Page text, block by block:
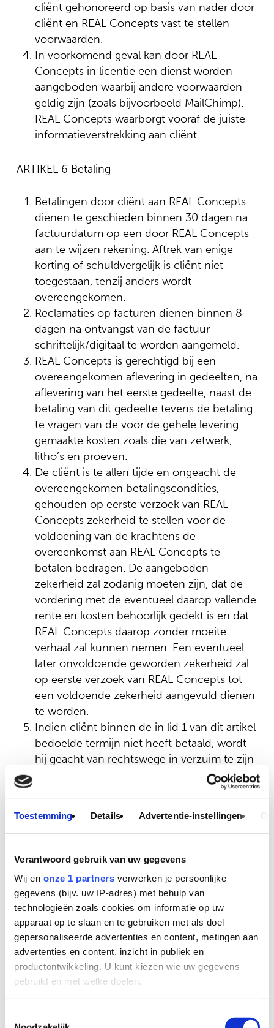
Toestemming Details Advertentie-instellingen
Verantwoord gebruik van uw gegevens
Wij en onze 1 partners verwerken je persoonlijke
gegevens (bijv. uw IP-adres) met behulp van
technologieën zoals cookies om informatie op uw
apparaat op te slaan en te gebruiken met als doel
gepersonaliseerde advertenties en content, metingen aan
advertenties en content, inzicht in publiek en
productontwikkeling. U kunt kiezen wie uw gegevens
gebruikt en met welke doelen.
cliënt gehonoreerd op basis van nader door
cliënt en REAL Concepts vast te stellen
voorwaarden.
In voorkomend geval kan door REAL
Concepts in licentie een dienst worden
aangeboden waarbij andere voorwaarden
geldig zijn (zoals bijvoorbeeld MailChimp).
REAL Concepts waarborgt vooraf de juiste
informatieverstrekking aan cliënt.
ARTIKEL 6 Betaling
Betalingen door cliënt aan REAL Concepts
dienen te geschieden binnen 30 dagen na
factuurdatum op een door REAL Concepts
aan te wijzen rekening. Aftrek van enige
korting of schuldvergelijk is cliënt niet
toegestaan, tenzij anders wordt
overeengekomen.
Reclamaties op facturen dienen binnen 8
dagen na ontvangst van de factuur
schriftelijk/digitaal te worden aangemeld.
REAL Concepts is gerechtigd bij een
overeengekomen aflevering in gedeelten, na
aflevering van het eerste gedeelte, naast de
betaling van dit gedeelte tevens de betaling
te vragen van de voor de gehele levering
gemaakte kosten zoals die van zetwerk,
litho’s en proeven.
De cliënt is te allen tijde en ongeacht de
overeengekomen betalingscondities,
gehouden op eerste verzoek van REAL
Concepts zekerheid te stellen voor de
voldoening van de krachtens de
overeenkomst aan REAL Concepts te
betalen bedragen. De aangeboden
zekerheid zal zodanig moeten zijn, dat de
vordering met de eventueel daarop vallende
rente en kosten behoorlijk gedekt is en dat
REAL Concepts daarop zonder moeite
verhaal zal kunnen nemen. Een eventueel
later onvoldoende geworden zekerheid zal
op eerste verzoek van REAL Concepts tot
een voldoende zekerheid aangevuld dienen
te worden.
Indien cliënt binnen de in lid 1 van dit artikel
bedoelde termijn niet heeft betaald, wordt
hij geacht van rechtswege in verzuim te zijn
en heeft REAL Concepts zonder enige
ingebrekestelling het recht cliënt daarvoor
vervaldatum der factuur in rekening te
en buitengerechtelijke kosten, met een
hoofdvordering.
ARTIKEL 7 Deeluitvoering
Het staat REAL Concepts vrij de order in
overleg met cliënt gefaseerd uit te voeren.
ARTIKEL 8 Termijn